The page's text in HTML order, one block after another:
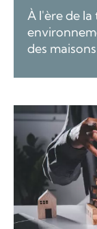
À l'ère de
des